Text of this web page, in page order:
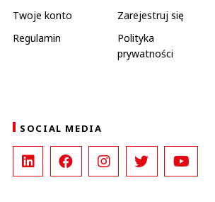
Twoje konto
Zarejestruj się
Regulamin
Polityka
prywatności
SOCIAL MEDIA